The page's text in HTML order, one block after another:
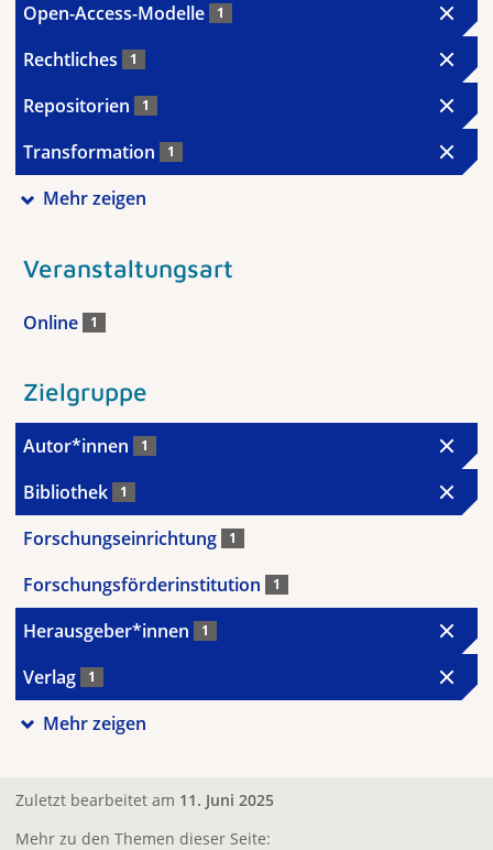
Open-Access-Modelle 1
Rechtliches 1
Repositorien 1
Transformation 1
Mehr zeigen
Veranstaltungsart
Online 1
Zielgruppe
Autor*innen 1
Bibliothek 1
Forschungseinrichtung 1
Forschungsförderinstitution 1
Herausgeber*innen 1
Verlag 1
Mehr zeigen
Zuletzt bearbeitet am 11. Juni 2025
Mehr zu den Themen dieser Seite: